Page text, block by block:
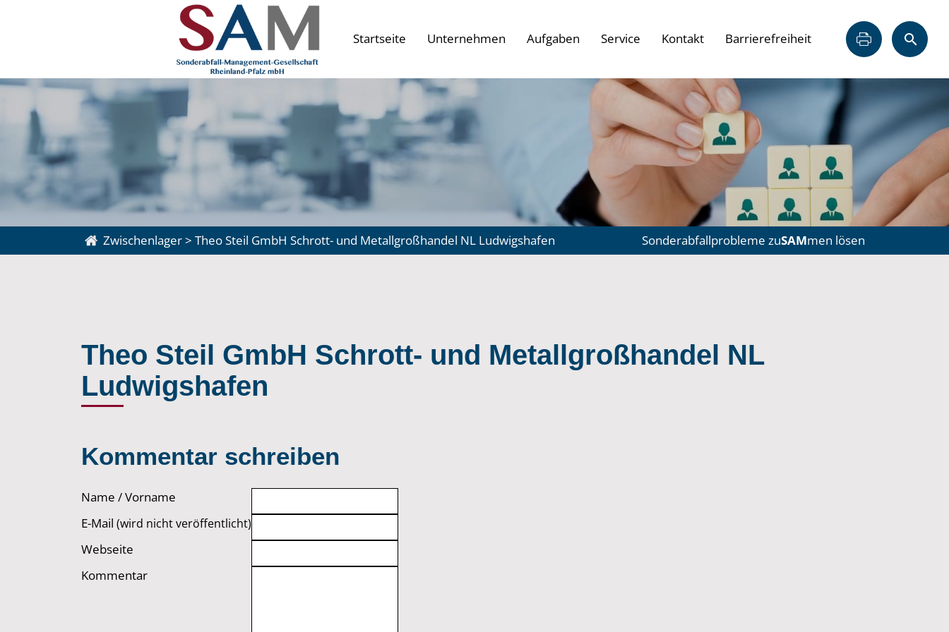
Startseite Unternehmen Aufgaben Service Kontakt Barrierefreiheit
Zwischenlager> Theo Steil GmbH Schrott- und Metallgroßhandel NL Ludwigshafen Sonderabfallprobleme zuSAMmen lösen
Theo Steil GmbH Schrott- und Metallgroßhandel NL
Ludwigshafen
Kommentar schreiben
Name / Vorname
E-Mail (wird nicht veröffentlicht)
Webseite
Kommentar